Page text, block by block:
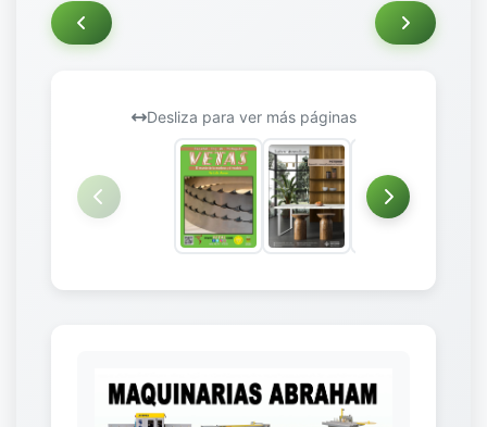
Desliza para ver más páginas